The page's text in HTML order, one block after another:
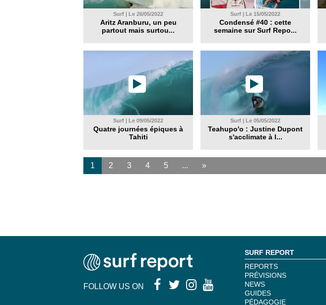
Surf | Le 26/05/2022
Aritz Aranburu, un peu
partout mais surtou...
Surf | Le 15/05/2022
Condensé #40 : cette
semaine sur Surf Repo...
Surf | Le 09/05/2022
Quatre journées épiques à
Tahiti
Surf | Le 05/05/2022
Teahupo'o : Justine Dupont
s'acclimate à l...
1 2 3 4 5 ... »
FOLLOW US ON
SURF REPORT
REPORTS
PRÉVISIONS
NEWS
GUIDES
PÉDAGOGIE